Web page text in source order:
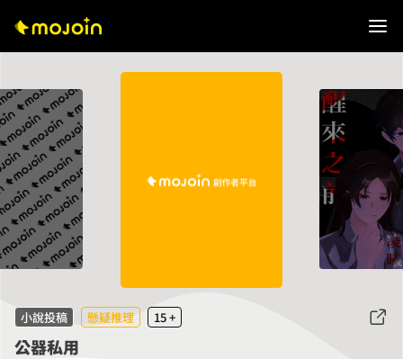
小說投稿 懸疑推理 15 +
公器私用